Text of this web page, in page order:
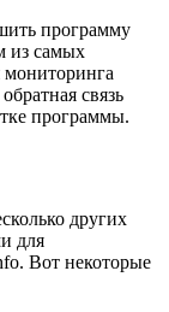
программу
из самых
связь
программы.
других
для
Вот некоторые